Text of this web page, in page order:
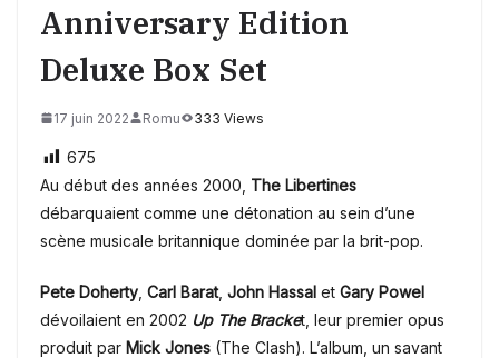
Anniversary Edition
Deluxe Box Set
17 juin 2022 Romu 333 Views
675
Au début des années 2000, The Libertines
débarquaient comme une détonation au sein d’une
scène musicale britannique dominée par la brit-pop.
Pete Doherty Carl Barat, John Hassal et Gary Powel
dévoilaient en 2002 Up The Bracket, leur premier opus
produit par Mick Jones (The Clash). L’album, un savant